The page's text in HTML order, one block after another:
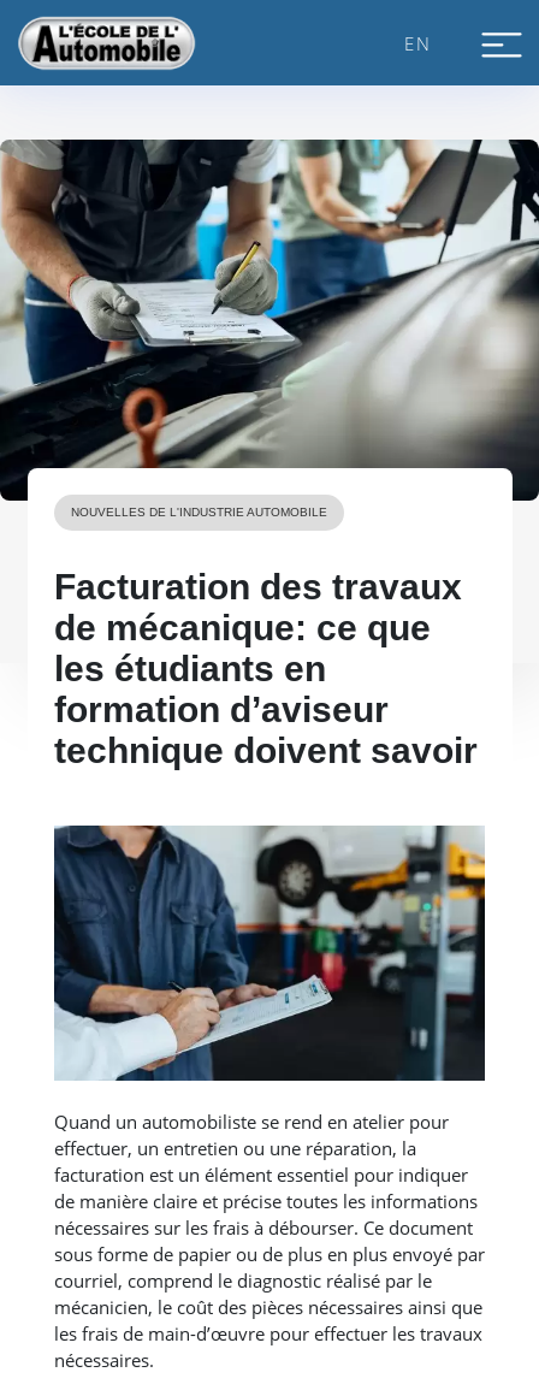
content
EN
NOUVELLES DE L'INDUSTRIE AUTOMOBILE
Facturation des travaux
de mécanique: ce que
les étudiants en
formation d’aviseur
technique doivent savoir
Quand un automobiliste se rend en atelier pour
effectuer, un entretien ou une réparation, la
facturation est un élément essentiel pour indiquer
de manière claire et précise toutes les informations
nécessaires sur les frais à débourser. Ce document
sous forme de papier ou de plus en plus envoyé par
courriel, comprend le diagnostic réalisé par le
mécanicien, le coût des pièces nécessaires ainsi que
les frais de main-d’œuvre pour effectuer les travaux
nécessaires.